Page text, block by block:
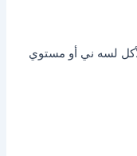
لسه ني أو مستوي